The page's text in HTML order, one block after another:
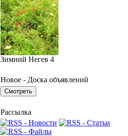
Зимний Негев 4
Новое - Доска объявлений
Рассылка